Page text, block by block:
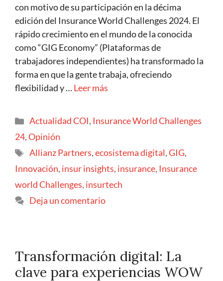
con motivo de su participación en la décima
edición del Insurance World Challenges 2024. El
rápido crecimiento en el mundo de la conocida
como “GIG Economy” (Plataformas de
trabajadores independientes) ha transformado la
forma en que la gente trabaja, ofreciendo
flexibilidad y …Leer más
Actualidad COI, Insurance World Challenges
24,Opinión
Allianz Partners,ecosistema digital,GIG,
Innovación, insur insights, insurance, Insurance
world Challenges, insurtech
Deja un comentario
Transformación digital: La
clave para experiencias WOW